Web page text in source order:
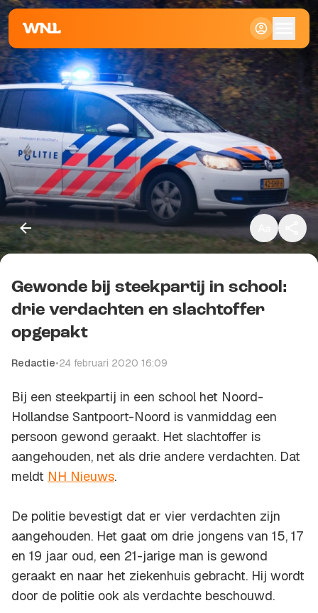
Klein
Standaard
Groot
Kopieer link
Gewonde bij steekpartij in school:
drie verdachten en slachtoffer
opgepakt
Redactie•24 februari 2020 16:09
Bij een steekpartij in een school het Noord-
Hollandse Santpoort-Noord is vanmiddag een
persoon gewond geraakt. Het slachtoffer is
aangehouden, net als drie andere verdachten. Dat
meldt NH Nieuws.
De politie bevestigt dat er vier verdachten zijn
aangehouden. Het gaat om drie jongens van 15, 17
en 19 jaar oud, een 21-jarige man is gewond
geraakt en naar het ziekenhuis gebracht. Hij wordt
door de politie ook als verdachte beschouwd.